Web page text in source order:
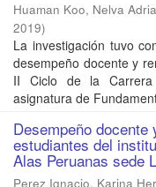
Huaman Koo, Nelva
2019)
La investigación tuvo
desempeño docente y
II Ciclo de la Carrera
asignatura de
Desempeño
estudiantes del
Alas Peruanas sede
Perez Ignacio, Karina